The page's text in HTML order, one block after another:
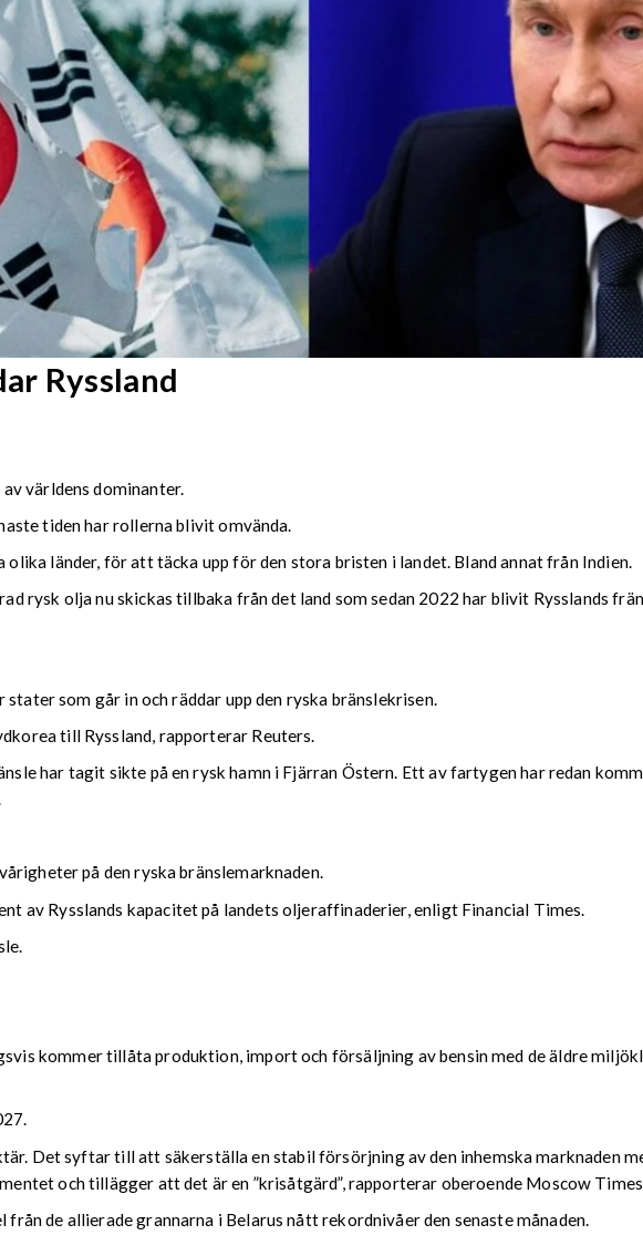
Ryssland
världens dominanter.
tiden har rollerna blivit omvända.
länder, för att täcka upp för den stora bristen i landet. Bland annat från Indien.
rysk olja nu skickas tillbaka från det land som sedan 2022 har blivit Rysslands
som går in och räddar upp den ryska bränslekrisen.
till Ryssland, rapporterar Reuters.
har tagit sikte på en rysk hamn i Fjärran Östern. Ett av fartygen har redan
på den ryska bränslemarknaden.
av Rysslands kapacitet på landets oljeraffinaderier, enligt Financial Times.
kommer tillåta produktion, import och försäljning av bensin med de äldre
Det syftar till att säkerställa en stabil försörjning av den inhemska marknaden
och tillägger att det är en ”krisåtgärd”, rapporterar oberoende Moscow Times.
de allierade grannarna i Belarus nått rekordnivåer den senaste månaden.